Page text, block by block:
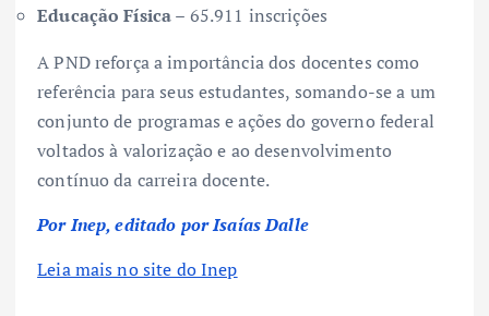
Educação Física– 65.911 inscrições
A PND reforça a importância dos docentes como
referência para seus estudantes, somando-se a um
conjunto de programas e ações do governo federal
voltados à valorização e ao desenvolvimento
contínuo da carreira docente.
Por Inep, editado por Isaías Dalle
Leia mais no site do Inep